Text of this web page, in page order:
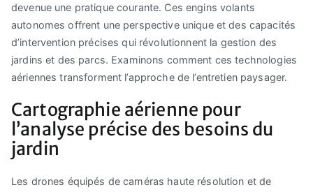
devenue une pratique courante. Ces engins volants
autonomes offrent une perspective unique et des capacités
d’intervention précises qui révolutionnent la gestion des
jardins et des parcs. Examinons comment ces technologies
aériennes transforment l’approche de l’entretien paysager.
Cartographie aérienne pour
l’analyse précise des besoins du
jardin
Les drones équipés de caméras haute résolution et de